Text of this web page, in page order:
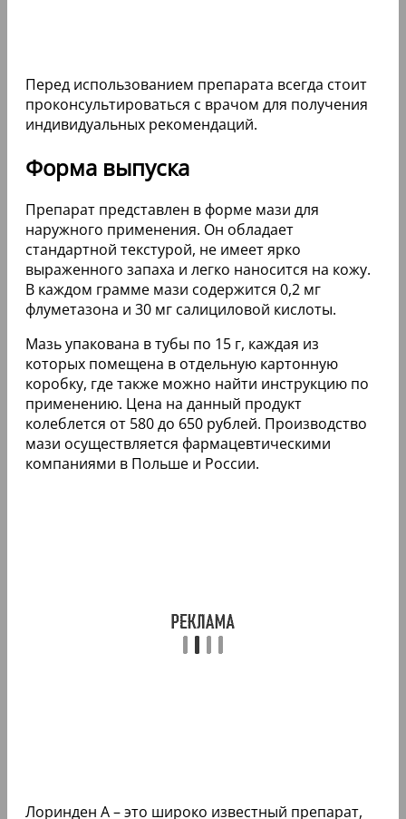
Перед использованием препарата всегда стоит
проконсультироваться с врачом для получения
индивидуальных рекомендаций.
Форма выпуска
Препарат представлен в форме мази для
наружного применения. Он обладает
стандартной текстурой, не имеет ярко
выраженного запаха и легко наносится на кожу.
В каждом грамме мази содержится 0,2 мг
флуметазона и 30 мг салициловой кислоты.
Мазь упакована в тубы по 15 г, каждая из
которых помещена в отдельную картонную
коробку, где также можно найти инструкцию по
применению. Цена на данный продукт
колеблется от 580 до 650 рублей. Производство
мази осуществляется фармацевтическими
компаниями в Польше и России.
Лоринден А – это широко известный препарат,